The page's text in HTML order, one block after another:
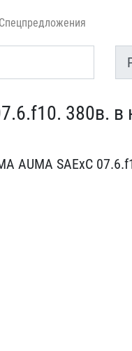
Спецпредложения
Py
3​80в. в
AUMA SАExC